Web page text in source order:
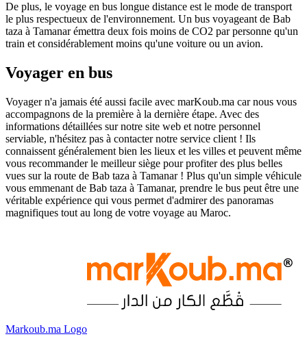
De plus, le voyage en bus longue distance est le mode de transport
le plus respectueux de l'environnement. Un bus voyageant de Bab
taza à Tamanar émettra deux fois moins de CO2 par personne qu'un
train et considérablement moins qu'une voiture ou un avion.
Voyager en bus
Voyager n'a jamais été aussi facile avec marKoub.ma car nous vous
accompagnons de la première à la dernière étape. Avec des
informations détaillées sur notre site web et notre personnel
serviable, n'hésitez pas à contacter notre service client ! Ils
connaissent généralement bien les lieux et les villes et peuvent même
vous recommander le meilleur siège pour profiter des plus belles
vues sur la route de Bab taza à Tamanar ! Plus qu'un simple véhicule
vous emmenant de Bab taza à Tamanar, prendre le bus peut être une
véritable expérience qui vous permet d'admirer des panoramas
magnifiques tout au long de votre voyage au Maroc.
Markoub.ma Logo